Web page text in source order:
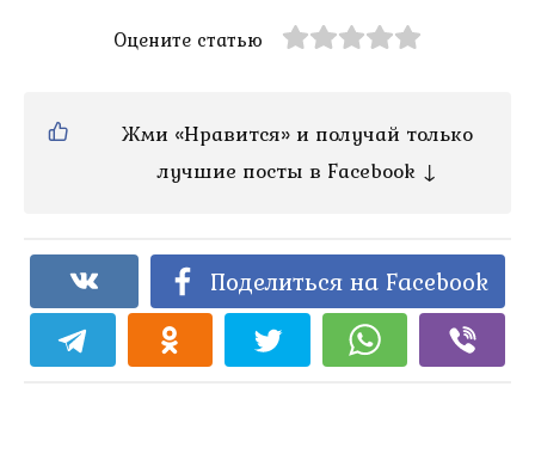
Оцените статью
Жми «Нравится» и получай только
лучшие посты в Facebook ↓
Поделиться на Facebook